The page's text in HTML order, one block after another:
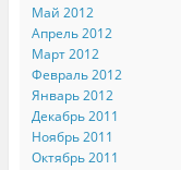
Май 2012
Апрель 2012
Март 2012
Февраль 2012
Январь 2012
Декабрь 2011
Ноябрь 2011
Октябрь 2011